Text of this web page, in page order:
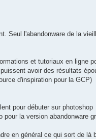
Seul l'abandonware de la
et tutoriaux en ligne
avoir des résultats
d'inspiration pour la GCP)
pour débuter sur photoshop
la version abandonware
en général ce qui sort de là